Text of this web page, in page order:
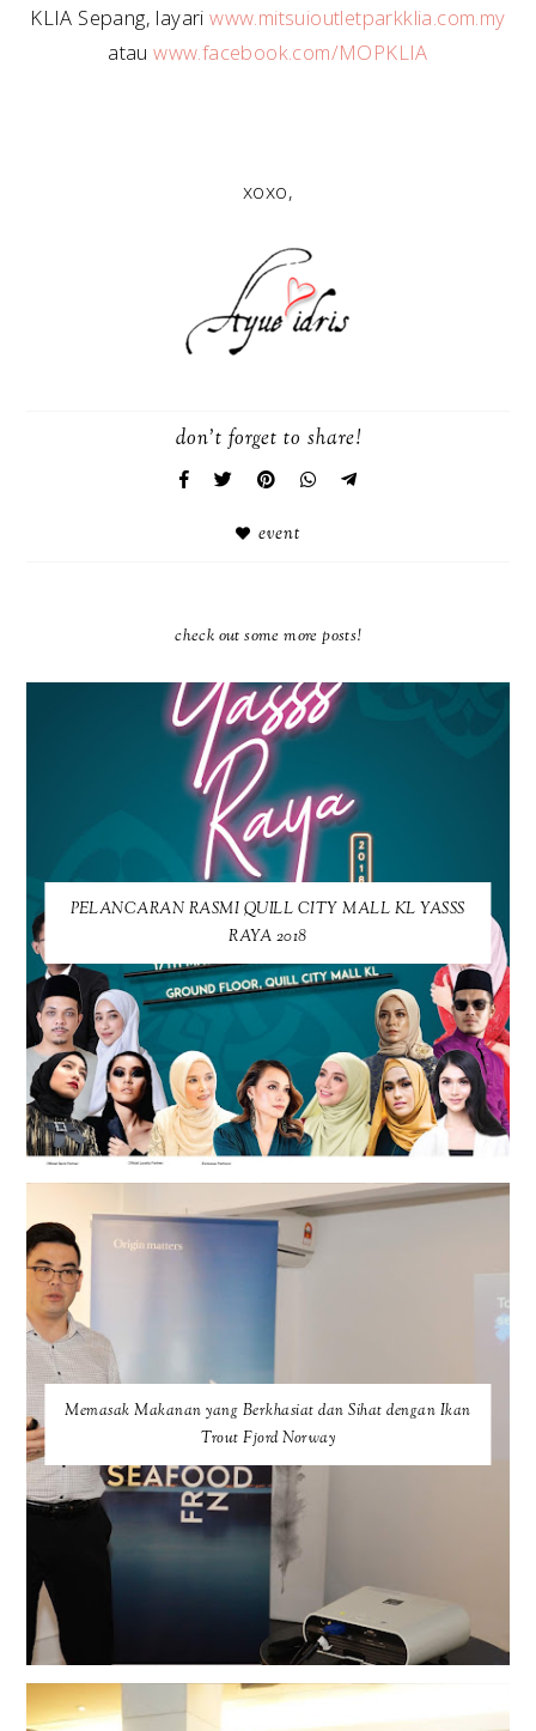
KLIA Sepang, layariwww.mitsuioutletparkklia.com.my
atauwww.facebook.com/MOPKLIA
xoxo,
don't forget to share!
event
check out some more posts!
PELANCARAN RASMI QUILL CITY MALL KL YASSS
RAYA 2018
Memasak Makanan yang Berkhasiat dan Sihat dengan Ikan
Trout Fjord Norway